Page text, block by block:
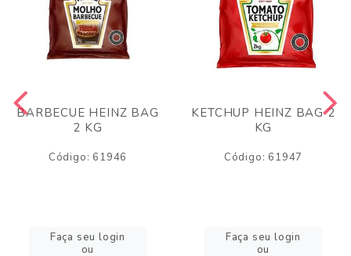
BARBECUE HEINZ BAG
2 KG
Código: 61946
Faça seu login
ou
KETCHUP HEINZ BAG 2
KG
Código: 61947
Faça seu login
ou